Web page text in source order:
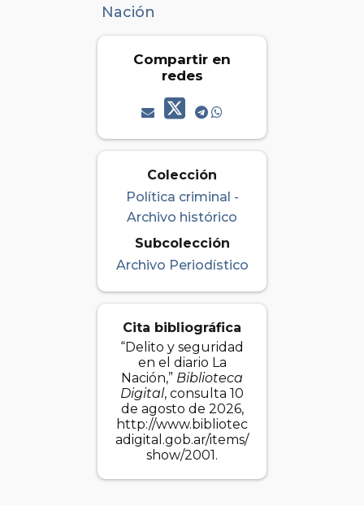
Nación
Compartir en
redes
Colección
Política criminal -
Archivo histórico
Subcolección
Archivo Periodístico
Cita bibliográfica
“Delito y seguridad
en el diario La
Nación,” Biblioteca
Digital, consulta 10
de agosto de 2026,
http://www.bibliotec
adigital.gob.ar/items/
show/2001 .